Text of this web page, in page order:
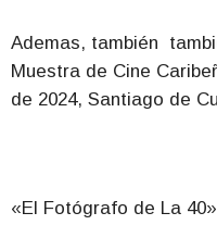
Ademas, también
Muestra de Cine
de 2024, Santiago de
«El Fotógrafo de La